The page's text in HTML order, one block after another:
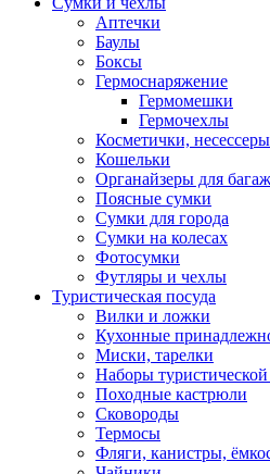
Аптечки
Баулы
Боксы
Гермоснаряжение
Гермомешки
Гермочехлы
Косметички, несессеры
Кошельки
Органайзеры для
Поясные сумки
Сумки для города
Сумки на колесах
Фотосумки
Футляры и чехлы
Туристическая посуда
Вилки и ложки
Кухонные
Миски, тарелки
Наборы
Походные кастрюли
Сковороды
Термосы
Фляги, канистры,